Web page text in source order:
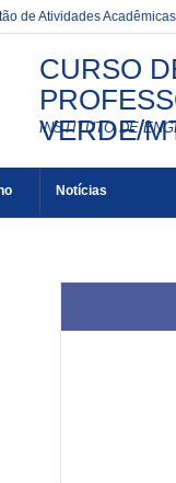
de Atividades Acadêmicas
CURSO
VERDE/
INSTITUTO DE
Notícias